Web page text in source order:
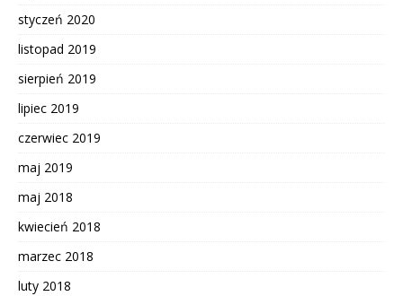
styczeń 2020
listopad 2019
sierpień 2019
lipiec 2019
czerwiec 2019
maj 2019
maj 2018
kwiecień 2018
marzec 2018
luty 2018